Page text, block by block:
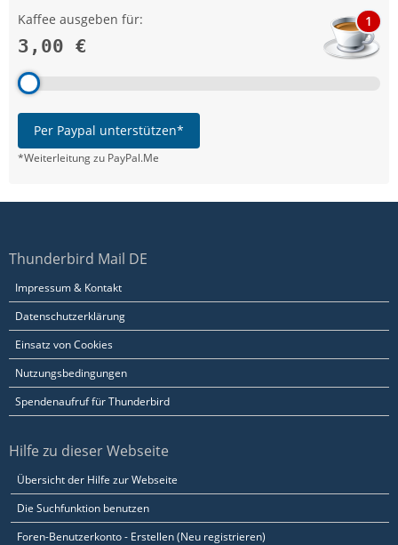
Kaffee ausgeben für:
3,00 €
1
Per Paypal unterstützen*
*Weiterleitung zu PayPal.Me
Thunderbird Mail DE
Impressum & Kontakt
Datenschutzerklärung
Einsatz von Cookies
Nutzungsbedingungen
Spendenaufruf für Thunderbird
Hilfe zu dieser Webseite
Übersicht der Hilfe zur Webseite
Die Suchfunktion benutzen
Foren-Benutzerkonto - Erstellen (Neu registrieren)